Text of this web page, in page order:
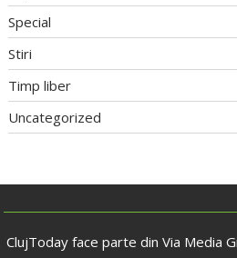
Special
Stiri
Timp liber
Uncategorized
ClujToday face parte din Via Media